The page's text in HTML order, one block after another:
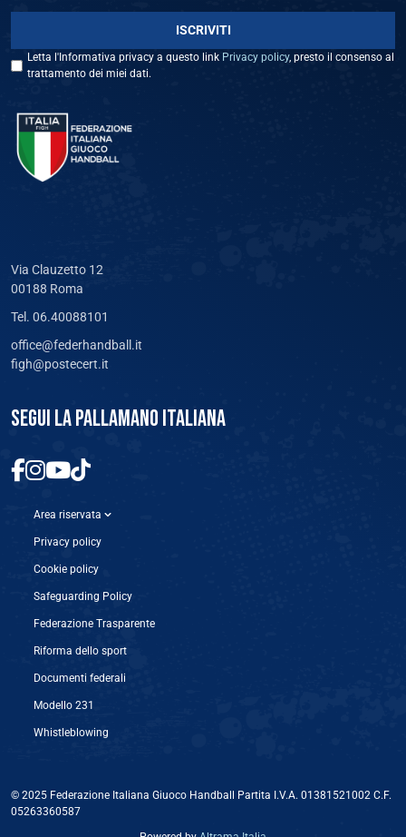
Letta l'Informativa privacy a questo link Privacy policy, presto il consenso al
trattamento dei miei dati.
Via Clauzetto 12
00188 Roma
Tel. 06.40088101
office@federhandball.it
figh@postecert.it
SEGUI LA PALLAMANO ITALIANA
Area riservata
Privacy policy
Cookie policy
Safeguarding Policy
Federazione Trasparente
Riforma dello sport
Documenti federali
Modello 231
Whistleblowing
© 2025 Federazione Italiana Giuoco Handball Partita I.V.A. 01381521002 C.F.
05263360587